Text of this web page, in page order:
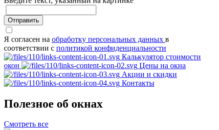
Отправить
Я согласен на обработку персональных данных в
соответствии с политикой конфиденциальности
Калькулятор стоимости
окон
Цены на окна
Акции и скидки
Контакты
Полезное об окнах
Смотреть все